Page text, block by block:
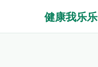
健康我乐乐